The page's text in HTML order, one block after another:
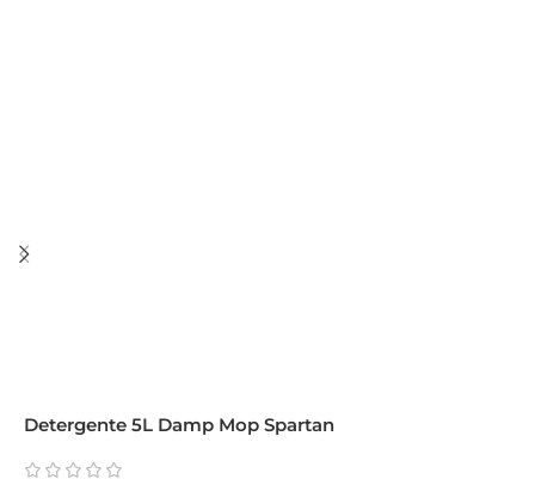
Detergente 5L Damp Mop Spartan